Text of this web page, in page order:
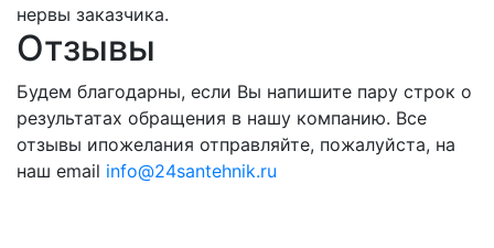
нервы заказчика.
Отзывы
Будем благодарны, если Вы напишите пару строк о
результатах обращения в нашу компанию. Все
отзывы ипожелания отправляйте, пожалуйста, на
наш email info@24santehnik.ru